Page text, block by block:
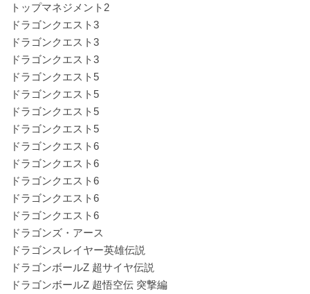
トップマネジメント2
ドラゴンクエスト3
ドラゴンクエスト3
ドラゴンクエスト3
ドラゴンクエスト5
ドラゴンクエスト5
ドラゴンクエスト5
ドラゴンクエスト5
ドラゴンクエスト6
ドラゴンクエスト6
ドラゴンクエスト6
ドラゴンクエスト6
ドラゴンクエスト6
ドラゴンズ・アース
ドラゴンスレイヤー英雄伝説
ドラゴンボールZ 超サイヤ伝説
ドラゴンボールZ 超悟空伝 突撃編